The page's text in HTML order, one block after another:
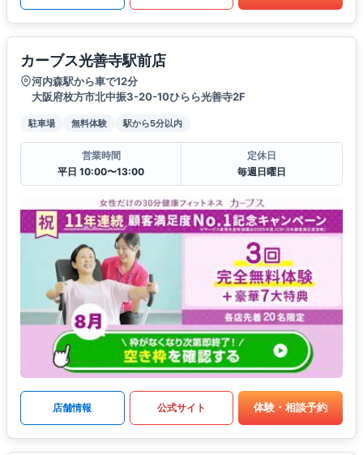
カーブス光善寺駅前店
河内森駅から車で12分
大阪府枚方市北中振3-20-10ひらら光善寺2F
駐車場 無料体験 駅から5分以内
営業時間
平日 10:00〜13:00
定休日
毎週日曜日
店舗情報 公式サイト 体験・相談予約